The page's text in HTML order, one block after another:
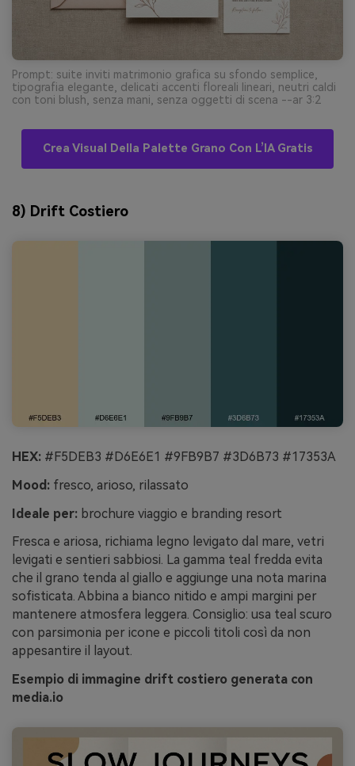
Prompt: suite inviti matrimonio grafica su sfondo semplice,
tipografia elegante, delicati accenti floreali lineari, neutri caldi
con toni blush, senza mani, senza oggetti di scena --ar 3:2
Crea Visual Della Palette Grano Con L’IA Gratis
8) Drift Costiero
HEX: #F5DEB3 #D6E6E1 #9FB9B7 #3D6B73 #17353A
Mood: fresco, arioso, rilassato
Ideale per: brochure viaggio e branding resort
Fresca e ariosa, richiama legno levigato dal mare, vetri
levigati e sentieri sabbiosi. La gamma teal fredda evita
che il grano tenda al giallo e aggiunge una nota marina
sofisticata. Abbina a bianco nitido e ampi margini per
mantenere atmosfera leggera. Consiglio: usa teal scuro
con parsimonia per icone e piccoli titoli così da non
appesantire il layout.
Esempio di immagine drift costiero generata con
media.io